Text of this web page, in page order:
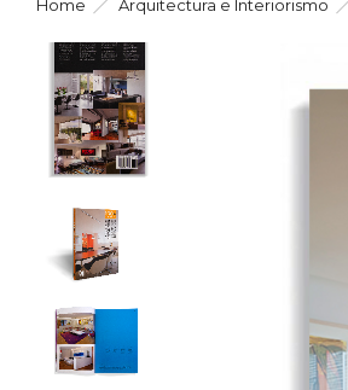
Home Arquitectura e Interiorismo